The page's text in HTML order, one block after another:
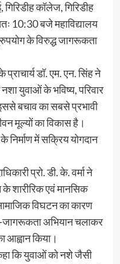
कॉलेज, गिरिडीह
10:30 बजे महाविद्यालय
के विरुद्ध जागरूकता
प्राचार्य डॉ. एम. एन. सिंह ने
युवाओं के भविष्य, परिवार
बचाव का सबसे प्रभावी
मूल्यों का विकास है।
निर्माण में सक्रिय योगदान
प्रो. डी. के. वर्मा ने
शारीरिक एवं मानसिक
विघटन का कारण
अभियान चलाकर
किया।
कि युवाओं को नशे जैसी